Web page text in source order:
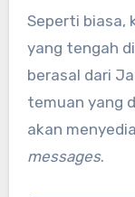
Seperti biasa,
yang tengah
berasal dari
temuan yang
akan
messages.